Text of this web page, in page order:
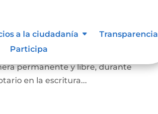
a la ciudadanía
Transparencia
Participa
unión entre dos personas que, sin
permanente y libre, durante
en la escritura...